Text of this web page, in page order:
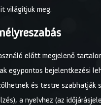
világítjuk meg.
előtt megjelenő
egypontos bejelentkezési
és testre szabhatják
a nyelvhez (az